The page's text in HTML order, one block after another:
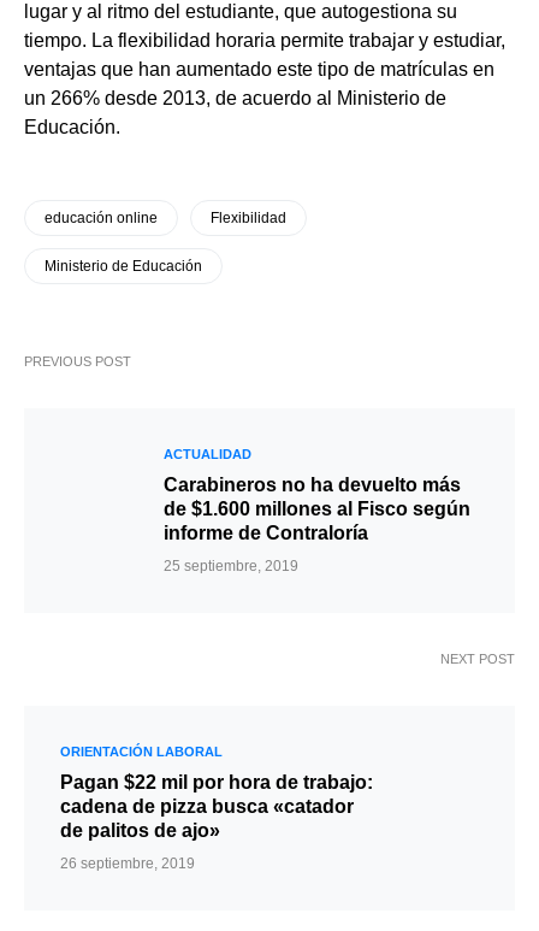
lugar y al ritmo del estudiante, que autogestiona su
tiempo. La flexibilidad horaria permite trabajar y estudiar,
ventajas que han aumentado este tipo de matrículas en
un 266% desde 2013, de acuerdo al Ministerio de
Educación.
educación online Flexibilidad
Ministerio de Educación
PREVIOUS POST
ACTUALIDAD
Carabineros no ha devuelto más
de $1.600 millones al Fisco según
informe de Contraloría
25 septiembre, 2019
NEXT POST
ORIENTACIÓN LABORAL
Pagan $22 mil por hora de trabajo:
cadena de pizza busca «catador
de palitos de ajo»
26 septiembre, 2019